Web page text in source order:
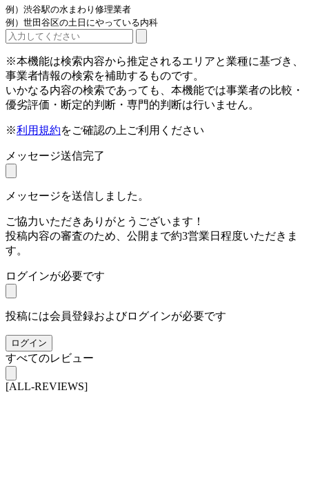
例）渋谷駅の水まわり修理業者
例）世田谷区の土日にやっている内科
※本機能は検索内容から推定されるエリアと業種に基づき、
事業者情報の検索を補助するものです。
いかなる内容の検索であっても、本機能では事業者の比較・
優劣評価・断定的判断・専門的判断は行いません。
※利用規約をご確認の上ご利用ください
メッセージ送信完了
メッセージを送信しました。
ご協力いただきありがとうございます！
投稿内容の審査のため、公開まで約3営業日程度いただきま
す。
ログインが必要です
投稿には会員登録およびログインが必要です
ログイン
すべてのレビュー
[ALL-REVIEWS]